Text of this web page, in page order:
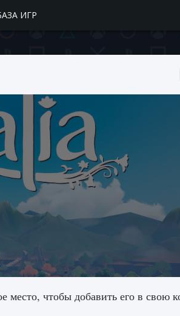
ИГР
чтобы добавить его в свою